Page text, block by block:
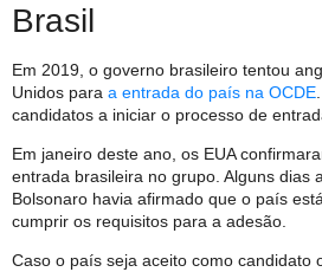
Brasil
Em 2019, o governo brasileiro tentou
Unidos para a entrada do país na OCDE
candidatos a iniciar o processo de
Em janeiro deste ano, os EUA
entrada brasileira no grupo. Alguns dias
Bolsonaro havia afirmado que o país
cumprir os requisitos para a adesão.
Caso o país seja aceito como candidato